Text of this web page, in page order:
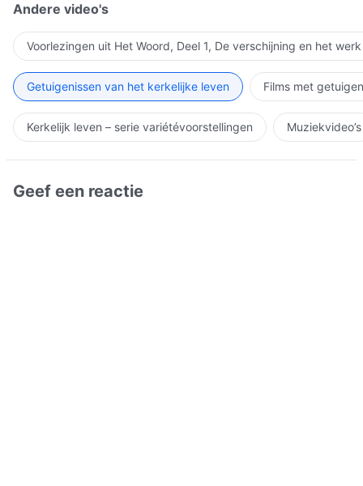
Andere video's
Voorlezingen uit Het Woord, Deel 1, De verschijning en het
Getuigenissen van het kerkelijke leven Films met
Kerkelijk leven – serie variétévoorstellingen Muziekvideo’s
Geef een reactie